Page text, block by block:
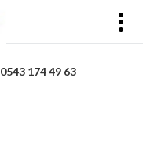
0543 174 49 63